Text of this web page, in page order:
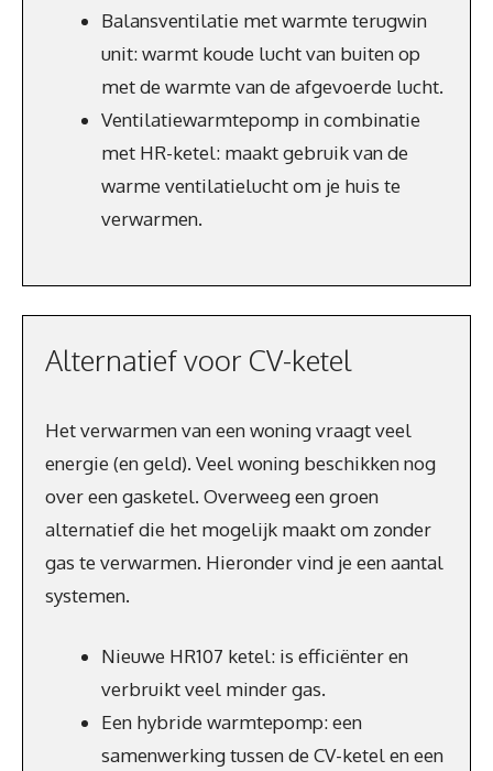
Balansventilatie met warmte terugwin
unit: warmt koude lucht van buiten op
met de warmte van de afgevoerde lucht.
Ventilatiewarmtepomp in combinatie
met HR-ketel: maakt gebruik van de
warme ventilatielucht om je huis te
verwarmen.
Alternatief voor CV-ketel
Het verwarmen van een woning vraagt veel
energie (en geld). Veel woning beschikken nog
over een gasketel. Overweeg een groen
alternatief die het mogelijk maakt om zonder
gas te verwarmen. Hieronder vind je een aantal
systemen.
Nieuwe HR107 ketel: is efficiënter en
verbruikt veel minder gas.
Een hybride warmtepomp: een
samenwerking tussen de CV-ketel en een